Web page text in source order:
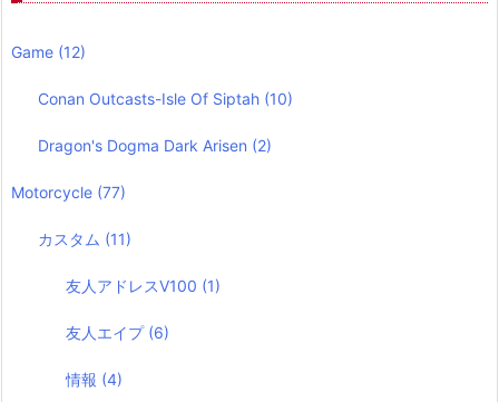
Game (12)
Conan Outcasts-Isle Of Siptah (10)
Dragon's Dogma Dark Arisen (2)
Motorcycle (77)
カスタム (11)
友人アドレスV100 (1)
友人エイプ (6)
情報 (4)